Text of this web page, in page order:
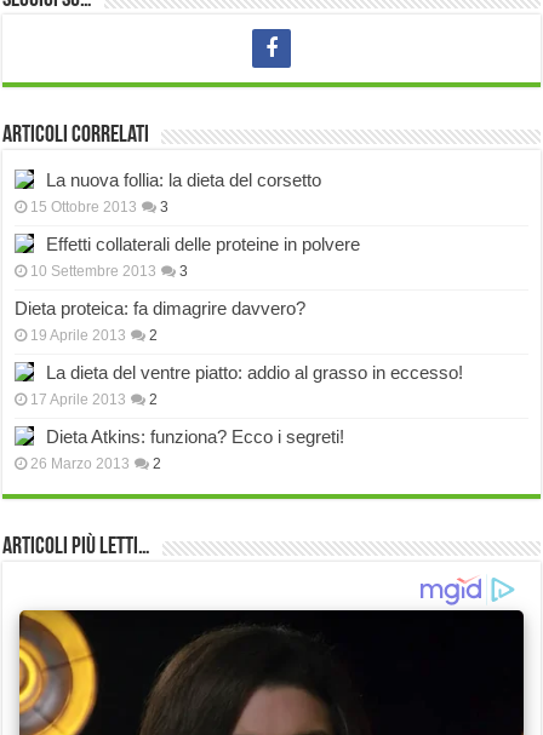
Articoli correlati
La nuova follia: la dieta del corsetto
15 Ottobre 2013 3
Effetti collaterali delle proteine in polvere
10 Settembre 2013 3
Dieta proteica: fa dimagrire davvero?
19 Aprile 2013 2
La dieta del ventre piatto: addio al grasso in eccesso!
17 Aprile 2013 2
Dieta Atkins: funziona? Ecco i segreti!
26 Marzo 2013 2
Articoli più Letti…